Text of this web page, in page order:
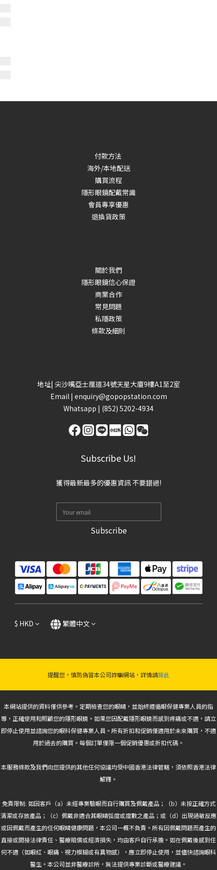
付款方法
海外/本地配送
購買流程
隱形眼鏡配戴常識
會員專享優惠
退換貨政策
關於我們
隱形眼鏡信心保證
商業合作
常見問題
私隱政策
條款及細則
地址| 尖沙嘴亞士厘道34號天星大廈9樓A1至2室
Email | enquiry@gopopstation.com
Whatsapp | (852) 5202-4934
Subscribe Us!
獲得最新最多的優惠資訊 不要錯過!
Subscribe
$ HKD 繁體中文
提醒您，慎防偽冒本公司詐騙網站，詳情請按此
本網站提供的資料僅供參考。定期檢查您的眼睛，並始終遵循眼保健專業人員的指
導，正確使用和照顧您的隱形眼鏡。如果您因配戴隱形眼鏡而感到疼痛或不適，請立
即停止使用並諮詢您的眼科保健專業人員。所有折扣和促銷僅適用於未來購買，不適
用於過去的購買。每個訂單僅限一個促銷優惠或折扣代碼。
本服務條款及我們向您提供的其他任何協議均受中國香港法律管轄，須依照香港法律
解釋。
免責限制: 如因客戶（a）未經專業驗眼而自行購買及佩戴產品；（b）未按正確方式
清潔或存放產品；（c）佩戴非適合其眼睛弧度或度數之產品；或（d）出現過敏反應
或因佩戴而產生的任何眼睛健康問題，本公司一概不負責。所有因佩戴問題而產生的
直接或間接法律責任、醫療賠償或經濟損失，均由客戶自行承擔。如在佩戴後感到任
何不適（如眼紅、眼痛、視力模糊或有異物感），應立即停止使用，並儘快諮詢眼科
醫生。本公司並非醫療診所，無法提供專業診斷或醫療建議。